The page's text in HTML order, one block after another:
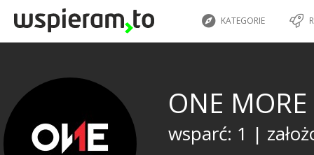
KATEGORIE
ONE
wsparć: 1 |